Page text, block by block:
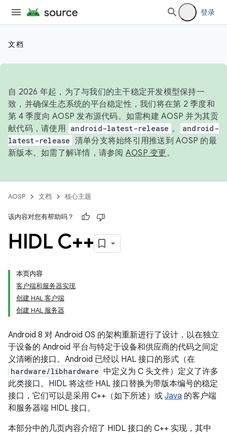
登录
文档
自 2026 年起，为了与我们的主干稳定开发模型保持一
致，并确保生态系统的平台稳定性，我们将在第 2 季度和
第 4 季度向 AOSP 发布源代码。如需构建 AOSP 并为其贡
献代码，请使用 android-latest-release 。
android-
latest-release 清单分支将始终引用推送到 AOSP 的最
新版本。如需了解详情，请参阅 AOSP 变更。
AOSP 文档 核心主题
该内容对您有帮助吗？
HIDL C++
本页内容
客户端和服务器实现
创建 HAL 客户端
创建 HAL 服务器
Android 8 对 Android OS 的架构重新进行了设计，以在独立
于设备的 Android 平台与特定于设备和供应商的代码之间定
义清晰的接口。Android 已经以 HAL 接口的形式（在
hardware/libhardware 中定义为 C 头文件）定义了许多
此类接口。HIDL 将这些 HAL 接口替换为带版本编号的稳定
接口，它们可以是采用 C++（如下所述）或 Java 的客户端
和服务器端 HIDL 接口。
本部分中的几页内容介绍了 HIDL 接口的 C++ 实现，其中